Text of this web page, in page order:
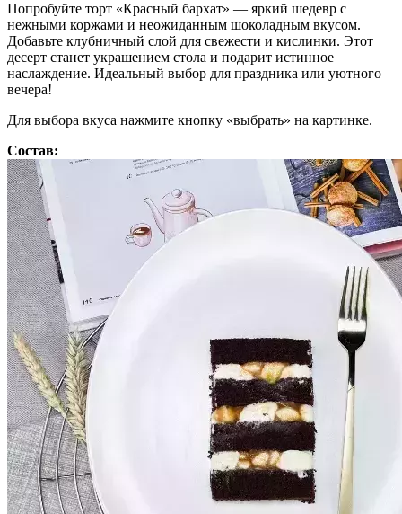
Попробуйте торт «Красный бархат» — яркий шедевр с
нежными коржами и неожиданным шоколадным вкусом.
Добавьте клубничный слой для свежести и кислинки. Этот
десерт станет украшением стола и подарит истинное
наслаждение. Идеальный выбор для праздника или уютного
вечера!
Для выбора вкуса нажмите кнопку «выбрать» на картинке.
Состав: